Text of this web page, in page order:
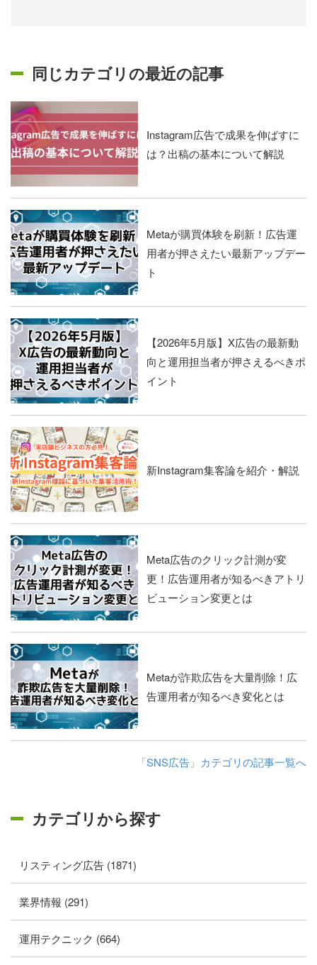
同じカテゴリの最近の記事
Instagram広告で成果を伸ばすに
は？出稿の基本について解説
Metaが購買体験を刷新！広告運
用者が押さえたい最新アップデー
ト
【2026年5月版】X広告の最新動
向と運用担当者が押さえるべきポ
イント
新Instagram集客論を紹介・解説
Meta広告のクリック計測が変
更！広告運用者が知るべきアトリ
ビューション変更とは
Metaが詐欺広告を大量削除！広
告運用者が知るべき変化とは
「SNS広告」カテゴリの記事一覧へ
カテゴリから探す
リスティング広告 (1871)
業界情報 (291)
運用テクニック (664)